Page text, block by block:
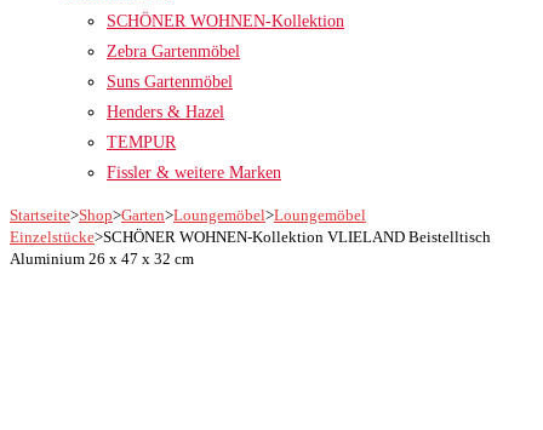
SCHÖNER WOHNEN-Kollektion
Zebra Gartenmöbel
Suns Gartenmöbel
Henders & Hazel
TEMPUR
Fissler & weitere Marken
Startseite>Shop>Garten>Loungemöbel>Loungemöbel
Einzelstücke>SCHÖNER WOHNEN-Kollektion VLIELAND Beistelltisch
Aluminium 26 x 47 x 32 cm